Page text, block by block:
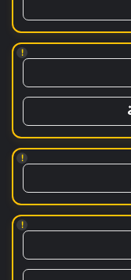
!
!
!